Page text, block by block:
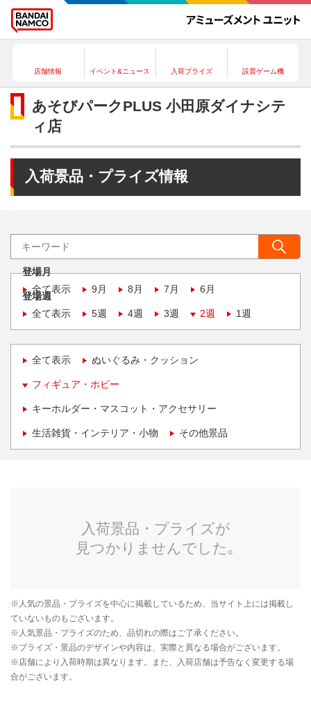
店舗情報 イベント&ニュース 入荷プライズ 設置ゲーム機
あそびパークPLUS 小田原ダイナシテ
ィ店
入荷景品・プライズ情報
登場月
全て表示
9月 8月 7月 6月
登場週
全て表示
5週 4週 3週 2週 1週
全て表示 ぬいぐるみ・クッション
フィギュア・ホビー
キーホルダー・マスコット・アクセサリー
生活雑貨・インテリア・小物 その他景品